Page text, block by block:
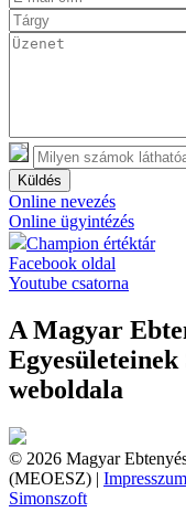
Küldés
Online nevezés
Online ügyintézés
Champion értéktár
Facebook oldal
Youtube csatorna
A Magyar
Egyesületeinek
weboldala
© 2026 Magyar
(MEOESZ) | Impresszum
Simonszoft